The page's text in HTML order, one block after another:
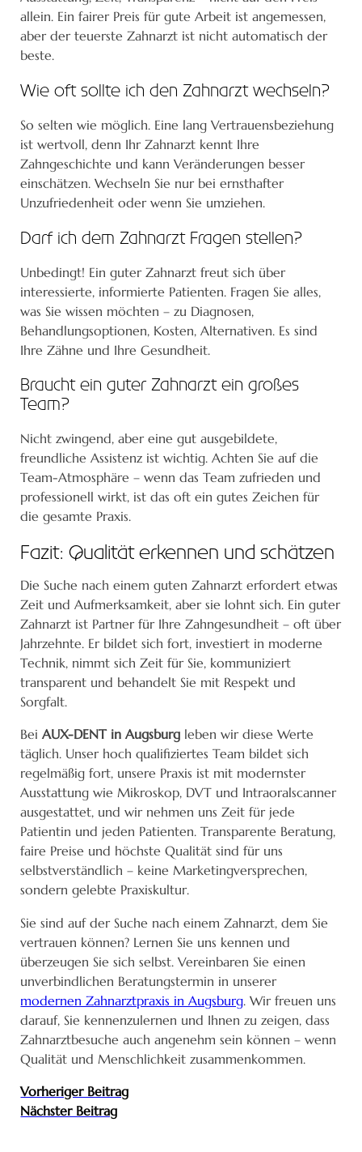
allein. Ein fairer Preis für gute Arbeit ist angemessen,
aber der teuerste Zahnarzt ist nicht automatisch der
beste.
Wie oft sollte ich den Zahnarzt wechseln?
So selten wie möglich. Eine lang Vertrauensbeziehung
ist wertvoll, denn Ihr Zahnarzt kennt Ihre
Zahngeschichte und kann Veränderungen besser
einschätzen. Wechseln Sie nur bei ernsthafter
Unzufriedenheit oder wenn Sie umziehen.
Darf ich dem Zahnarzt Fragen stellen?
Unbedingt! Ein guter Zahnarzt freut sich über
interessierte, informierte Patienten. Fragen Sie alles,
was Sie wissen möchten – zu Diagnosen,
Behandlungsoptionen, Kosten, Alternativen. Es sind
Ihre Zähne und Ihre Gesundheit.
Braucht ein guter Zahnarzt ein großes
Team?
Nicht zwingend, aber eine gut ausgebildete,
freundliche Assistenz ist wichtig. Achten Sie auf die
Team-Atmosphäre – wenn das Team zufrieden und
professionell wirkt, ist das oft ein gutes Zeichen für
die gesamte Praxis.
Fazit: Qualität erkennen und schätzen
Die Suche nach einem guten Zahnarzt erfordert etwas
Zeit und Aufmerksamkeit, aber sie lohnt sich. Ein guter
Zahnarzt ist Partner für Ihre Zahngesundheit – oft über
Jahrzehnte. Er bildet sich fort, investiert in moderne
Technik, nimmt sich Zeit für Sie, kommuniziert
transparent und behandelt Sie mit Respekt und
Sorgfalt.
BeiAUX-DENT in Augsburg leben wir diese Werte
täglich. Unser hoch qualifiziertes Team bildet sich
regelmäßig fort, unsere Praxis ist mit modernster
Ausstattung wie Mikroskop, DVT und Intraoralscanner
ausgestattet, und wir nehmen uns Zeit für jede
Patientin und jeden Patienten. Transparente Beratung,
faire Preise und höchste Qualität sind für uns
selbstverständlich – keine Marketingversprechen,
sondern gelebte Praxiskultur.
Sie sind auf der Suche nach einem Zahnarzt, dem Sie
vertrauen können? Lernen Sie uns kennen und
überzeugen Sie sich selbst. Vereinbaren Sie einen
unverbindlichen Beratungstermin in unserer
modernen Zahnarztpraxis in Augsburg. Wir freuen uns
darauf, Sie kennenzulernen und Ihnen zu zeigen, dass
Zahnarztbesuche auch angenehm sein können – wenn
Qualität und Menschlichkeit zusammenkommen.
Vorheriger Beitrag
Nächster Beitrag